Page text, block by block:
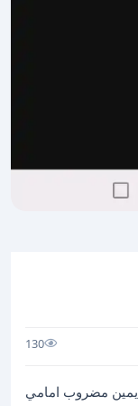
130
امامي يمين مضروب امامي